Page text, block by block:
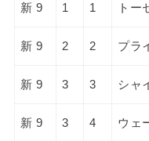
新 9 1 1 トー
新 9 2 2 プラ
新 9 3 3 シャ
新 9 3 4 ウェ